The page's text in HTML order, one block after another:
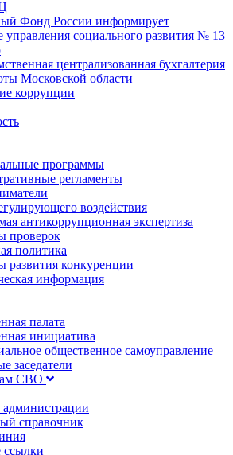
Фонд России информирует
социального развития № 13
централизованная бухгалтерия
Московской области
коррупции
программы
регламенты
воздействия
антикоррупционная экспертиза
проверок
политика
развития конкуренции
информация
палата
инициатива
общественное самоуправление
заседатели
СВО
справочник
ссылки